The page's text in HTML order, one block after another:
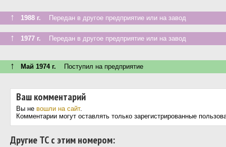
↑ 1988 г. Передан в другое предприятие или на завод
↑ 1977 г. Передан в другое предприятие или на завод
↑ Май 1974 г. Поступил на предприятие
Ваш комментарий
Вы не вошли на сайт.
Комментарии могут оставлять только зарегистрированные
Другие ТС с этим номером: